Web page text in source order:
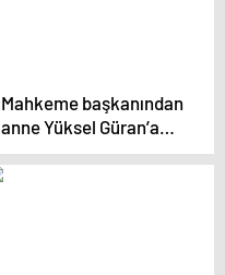
Mahkeme başkanından
anne Yüksel Güran’a
zor soru: Narin
öldürülmeden önce ne